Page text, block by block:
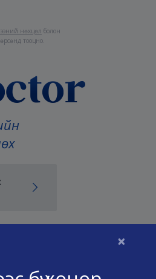
×
нөхцөл болон
тооцно.